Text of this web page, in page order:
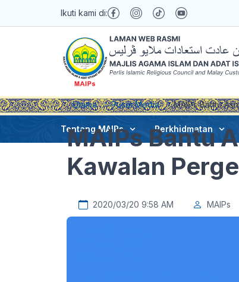
Ikuti kami di:
Tentang MAIPs Perkhidmatan
Utama Pusat Media MAIPs Bantu
MAIPs Bantu
Kawalan
2020/03/20 9:58 AM MAIPs